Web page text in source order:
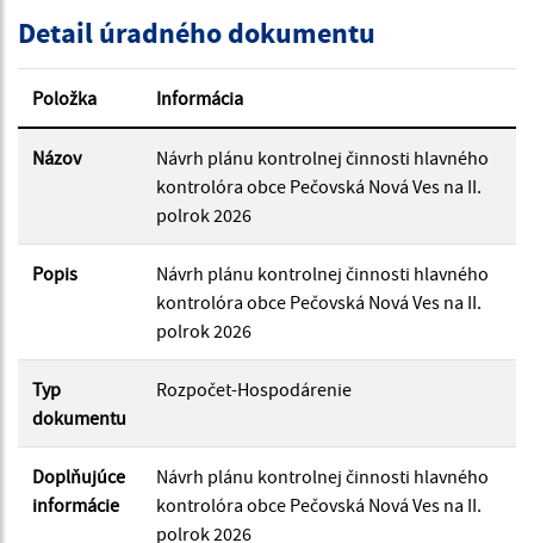
Dátum zverejnenia od:
Dátum zverejnenia do:
Filtrovať Reset
Detail úradného dokumentu
Položka Informácia
Názov
Návrh plánu kontrolnej činnosti hlavného
kontrolóra obce Pečovská Nová Ves na II.
polrok 2026
Popis
Návrh plánu kontrolnej činnosti hlavného
kontrolóra obce Pečovská Nová Ves na II.
polrok 2026
Typ
dokumentu
Rozpočet-Hospodárenie
Doplňujúce
informácie
Návrh plánu kontrolnej činnosti hlavného
kontrolóra obce Pečovská Nová Ves na II.
polrok 2026